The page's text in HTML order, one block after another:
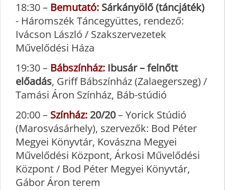
18:30 – Bemutató: Sárkányölő (táncjáték)
- Háromszék Táncegyüttes, rendező:
Ivácson László / Szakszervezetek
Művelődési Háza
19:30 – Bábszínház: Ibusár – felnőtt
előadás, Griff Bábszínház (Zalaegerszeg) /
Tamási Áron Színház, Báb-stúdió
20:00 – Színház: 20/20– Yorick Stúdió
(Marosvásárhely), szervezők: Bod Péter
Megyei Könyvtár, Kovászna Megyei
Művelődési Központ, Árkosi Művelődési
Központ / Bod Péter Megyei Könyvtár,
Gábor Áron terem